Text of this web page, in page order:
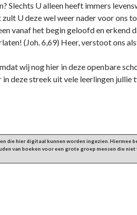
Slechts U alleen heeft immers
U deze wel weer nader voor ons
vanaf het begin geloofd en erkend
(Joh. 6,69) Heer, verstoot ons
wij nog hier in deze openbare
deze streek uit vele leerlingen
die hier digitaal kunnen worden ingezien. Hiermee
van boeken voor een grote groep mensen die